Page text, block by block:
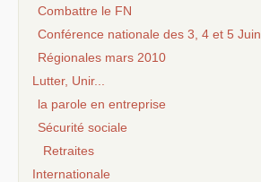
Combattre le FN
Conférence nationale des 3, 4 et 5 Juin
Régionales mars 2010
Lutter, Unir...
la parole en entreprise
Sécurité sociale
Retraites
Internationale